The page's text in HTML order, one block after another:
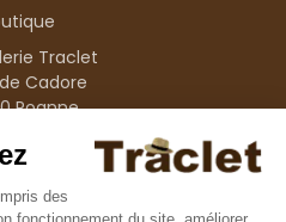
Traclet
Cadore
Roanne